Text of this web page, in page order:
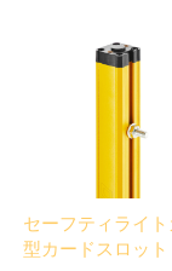
セーフティライ
型カードスロット